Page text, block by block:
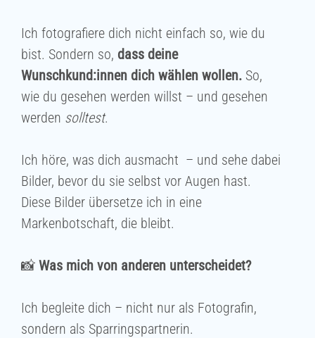
Ich fotografiere dich nicht einfach so, wie du
bist. Sondern so, dass deine
Wunschkund:innen dich wählen wollen. So,
wie du gesehen werden willst – und gesehen
werden solltest.
Ich höre, was dich ausmacht – und sehe dabei
Bilder, bevor du sie selbst vor Augen hast.
Diese Bilder übersetze ich in eine
Markenbotschaft, die bleibt.
📸 Was mich von anderen unterscheidet?
Ich begleite dich – nicht nur als Fotografin,
sondern als Sparringspartnerin.